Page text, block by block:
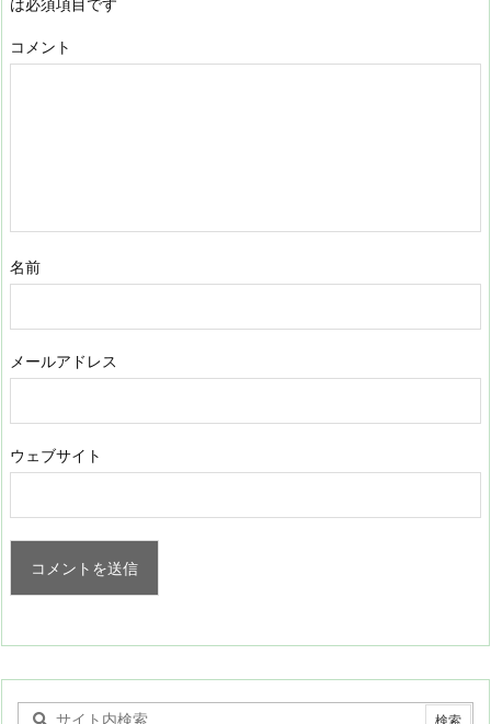
は必須項目です
コメント
名前
メールアドレス
ウェブサイト